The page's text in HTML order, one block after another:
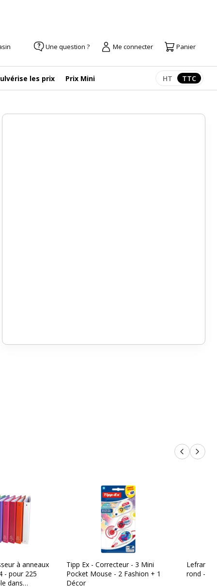
Une question ? Me connecter Panier
les prix Prix Mini Afficher les
HT TTC
Produits
à anneaux
- pour 225
dans
Tipp Ex - Correcteur - 3 Mini
Pocket Mouse - 2 Fashion + 1
Décor
Lefranc
rond -